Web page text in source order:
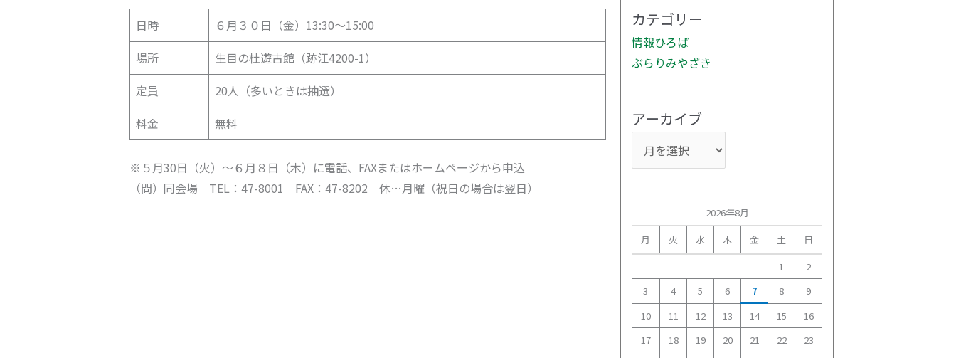
日時
６月３０日（金）13:30～15:00
場所
生目の杜遊古館（跡江4200-1）
定員
20人（多いときは抽選）
料金
無料
※５月30日（火）～６月８日（木）に電話、FAXまたはホームページから申込
（問）同会場 TEL：47-8001 FAX：47-8202 休…月曜（祝日の場合は翌日）
カテゴリー
情報ひろば
ぶらりみやざき
アーカイブ
ブ
2026年8月
月
火 水 木 金 土
日
1
2
3
4 5 6 7 8
9
10
11 12 13 14 15
16
17
18 19 20 21 22
23